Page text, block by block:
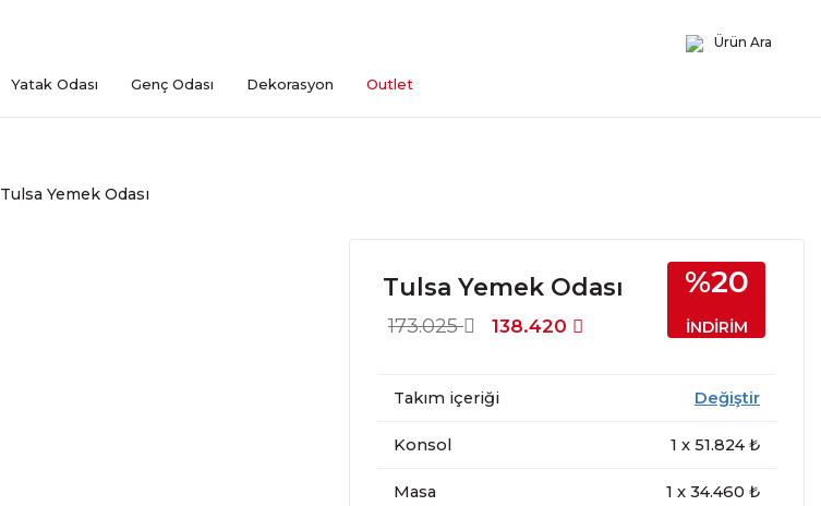
Ürün Ara
Yatak Odası Genç Odası Dekorasyon Outlet
Tulsa Yemek Odası
Tulsa Yemek Odası
173.025 138.420 İNDİRİM
%20
Takım içeriği Değiştir
Konsol 1 x 51.824 ₺
Masa 1 x 34.460 ₺